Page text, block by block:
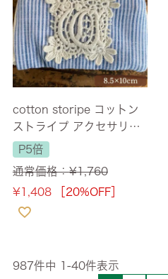
cotton storipe コットン
ストライプ アクセサリー
ポーチ 8.5×10cm
P5倍
通常価格：¥1,760
¥1,408 ［20%OFF］
987件中 1 -40件表示